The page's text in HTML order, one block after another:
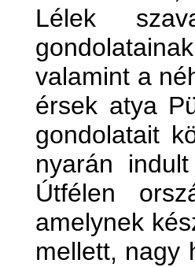
Lélek
valamint a
érsek atya
gondolatait
nyarán
Útfélen
amelynek
mellett, nagy